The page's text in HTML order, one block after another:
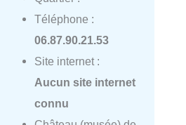
Téléphone :
06.87.90.21.53
Site internet :
Aucun site internet
connu